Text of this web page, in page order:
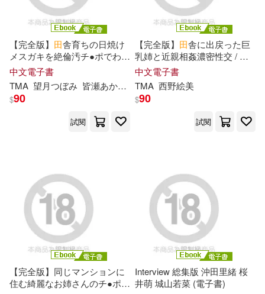
Haruka Izumi(40)
チェリーズ(40) 山田惠庸(40)
森田真法(40)
田英章（主編）(39)
鼎文公職名師群(38)
digi-gra.net(37)
proto star編集部(37)
吉林出版集團有限責任公司(153)
中國輕工業出版社(151)
北京大學出版社(148)
YAMABUKI(146)
遠流(143)
中國石化出版社(140)
華中科技大學出版社(137)
【完全版】 田舎育ちの日焼け
メスガキを絶倫汚チ●ポでわか
らせる!! / 望月つぼみ 皆瀬あか
り 美咲音 (電子書)
中文電子書
TMA 望月つぼみ 皆瀬あかり 美咲音
$90
試閱
【完全版】 田舎に出戻った巨
乳姉と近親相姦濃密性交 / 西
野絵美 (電子書)
中文電子書
TMA 西野絵美
$90
試閱
【完全版】同じマンションに
住む綺麗なお姉さんのチ●ポに
Interview 総集版 沖田里緒 桜
井萌 城山若菜 (電子書)